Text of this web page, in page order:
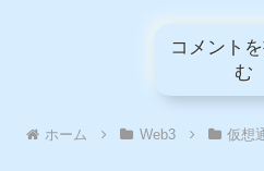
コメント
む
ホーム Web3 仮想